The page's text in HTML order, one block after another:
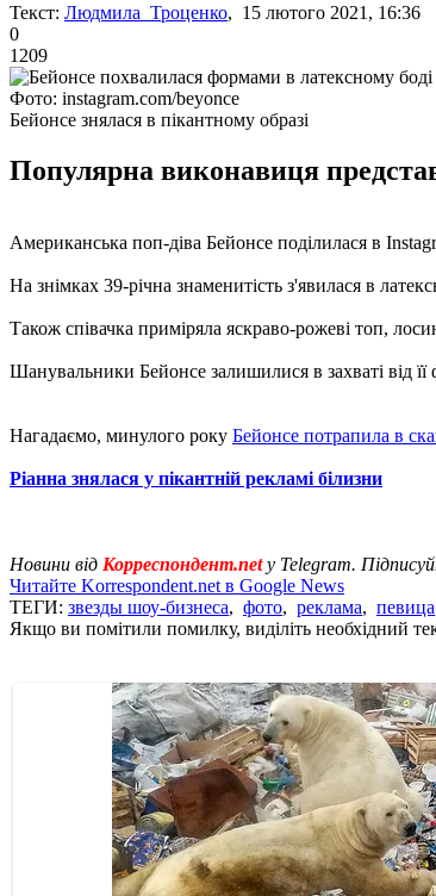
Текст: Людмила Троценко, 15 лютого 2021, 16:36
0
1209
Фото: instagram.com/beyonce
Бейонсе знялася в пікантному образі
Популярна виконавиця
Американська поп-діва Бейонсе поділилася в
На знімках 39-річна знаменитість з'явилася в
Також співачка приміряла яскраво-рожеві топ,
Шанувальники Бейонсе залишилися в захваті від її
Нагадаємо, минулого року Бейонсе потрапила в
Ріанна знялася у пікантній рекламі білизни
Новини від Корреспондент.netу Telegram.
Читайте Korrespondent.net в Google News
ТЕГИ: звезды шоу-бизнеса, фото, реклама, певица
Якщо ви помітили помилку, виділіть необхідний